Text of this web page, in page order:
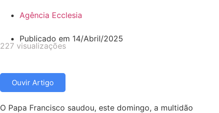
Agência Ecclesia
Publicado em 14/Abril/2025
227 visualizações
Ouvir Artigo
O Papa Francisco saudou, este domingo, a multidão